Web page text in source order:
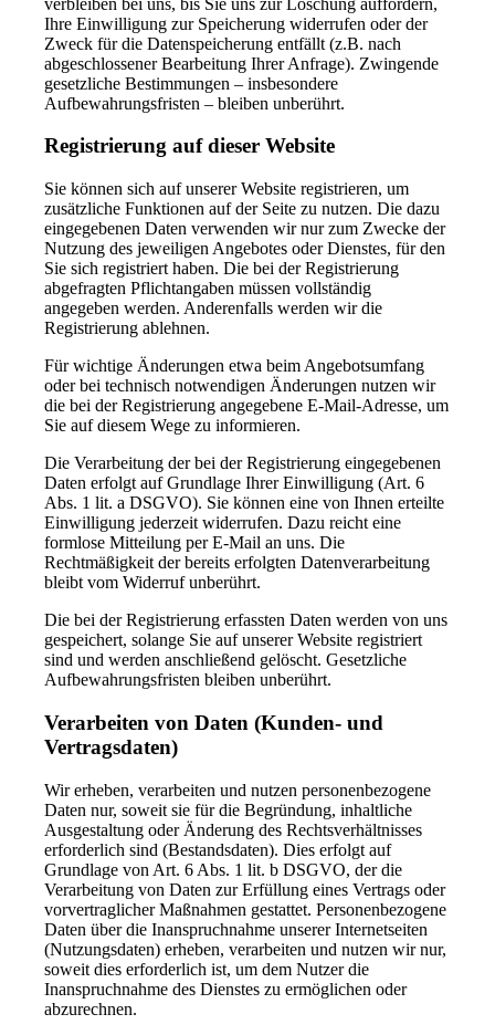
Ihre Einwilligung zur Speicherung widerrufen oder der
Zweck für die Datenspeicherung entfällt (z.B. nach
abgeschlossener Bearbeitung Ihrer Anfrage). Zwingende
gesetzliche Bestimmungen – insbesondere
Aufbewahrungsfristen – bleiben unberührt.
Registrierung auf dieser Website
Sie können sich auf unserer Website registrieren, um
zusätzliche Funktionen auf der Seite zu nutzen. Die dazu
eingegebenen Daten verwenden wir nur zum Zwecke der
Nutzung des jeweiligen Angebotes oder Dienstes, für den
Sie sich registriert haben. Die bei der Registrierung
abgefragten Pflichtangaben müssen vollständig
angegeben werden. Anderenfalls werden wir die
Registrierung ablehnen.
Für wichtige Änderungen etwa beim Angebotsumfang
oder bei technisch notwendigen Änderungen nutzen wir
die bei der Registrierung angegebene E-Mail-Adresse, um
Sie auf diesem Wege zu informieren.
Die Verarbeitung der bei der Registrierung eingegebenen
Daten erfolgt auf Grundlage Ihrer Einwilligung (Art. 6
Abs. 1 lit. a DSGVO). Sie können eine von Ihnen erteilte
Einwilligung jederzeit widerrufen. Dazu reicht eine
formlose Mitteilung per E-Mail an uns. Die
Rechtmäßigkeit der bereits erfolgten Datenverarbeitung
bleibt vom Widerruf unberührt.
Die bei der Registrierung erfassten Daten werden von uns
gespeichert, solange Sie auf unserer Website registriert
sind und werden anschließend gelöscht. Gesetzliche
Aufbewahrungsfristen bleiben unberührt.
Verarbeiten von Daten (Kunden- und
Vertragsdaten)
Wir erheben, verarbeiten und nutzen personenbezogene
Daten nur, soweit sie für die Begründung, inhaltliche
Ausgestaltung oder Änderung des Rechtsverhältnisses
erforderlich sind (Bestandsdaten). Dies erfolgt auf
Grundlage von Art. 6 Abs. 1 lit. b DSGVO, der die
Verarbeitung von Daten zur Erfüllung eines Vertrags oder
vorvertraglicher Maßnahmen gestattet. Personenbezogene
Daten über die Inanspruchnahme unserer Internetseiten
(Nutzungsdaten) erheben, verarbeiten und nutzen wir nur,
soweit dies erforderlich ist, um dem Nutzer die
Inanspruchnahme des Dienstes zu ermöglichen oder
abzurechnen.